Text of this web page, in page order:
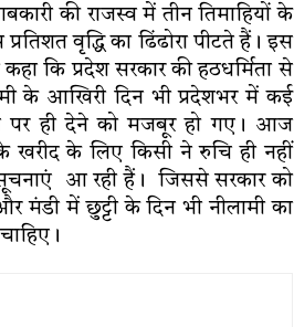
की राजस्व में तीन तिमाहियों के
वृद्धि का ढिंढोरा पीटते हैं। इस
कि प्रदेश सरकार की हठधर्मिता से
के आखिरी दिन भी प्रदेशभर में कई
पर ही देने को मजबूर हो गए। आज
के लिए किसी ने रुचि ही नहीं
सूचनाएं आ रही हैं। जिससे सरकार को
मंडी में छुट्टी के दिन भी नीलामी का